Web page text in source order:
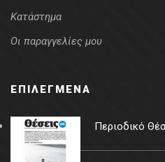
Κατάστημα
Οι παραγγελίες μου
ΕΠΙΛΕΓΜΈΝΑ
Περιοδικό